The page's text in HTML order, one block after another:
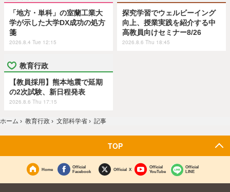
「地方・単科」の室蘭工業大
学が示した大学DX成功の処方
箋
2026.8.4 Tue 12:15
探究学習でウェルビーイング
向上、授業実践を紹介する中
高教員向けセミナー8/26
2026.8.6 Thu 18:45
教育行政
【教員採用】熊本地震で延期
の2次試験、新日程発表
2026.8.6 Thu 17:15
ホーム › 教育行政 › 文部科学省 › 記事
TOP
Home
Official
Facebook
Official X
Official
YouTube
Official
LINE